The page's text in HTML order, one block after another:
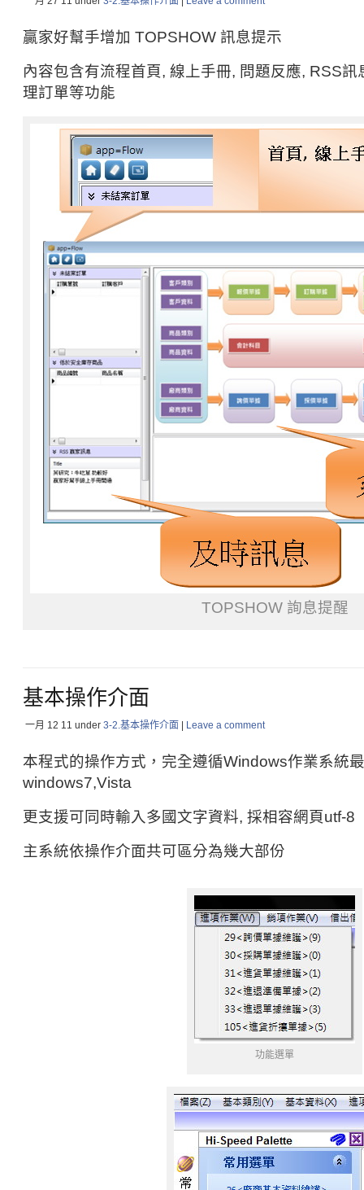
贏家好幫手增加 TOPSHOW 訊息提示
內容包含有流程首頁, 線上手冊, 問題反應, RSS
理訂單等功能
TOPSHOW 詢息提醒
基本操作介面
一月 12 11 under 3-2.基本操作介面 Leave a comment
本程式的操作方式，完全遵循Windows作業系統
windows7,Vista
更支援可同時輸入多國文字資料, 採相容網頁utf-8
主系統依操作介面共可區分為幾大部份
功能選單